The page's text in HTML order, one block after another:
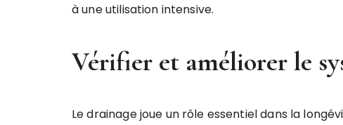
à une utilisation intensive.
Vérifier et améliorer le
Le drainage joue un rôle essentiel dans la